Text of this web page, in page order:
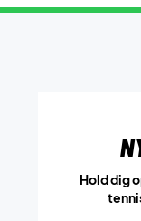
Hold dig